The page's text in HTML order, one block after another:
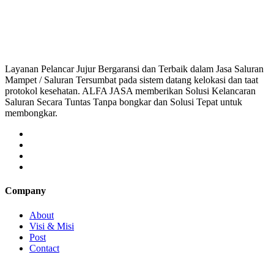
Layanan Pelancar Jujur Bergaransi dan Terbaik dalam Jasa Saluran
Mampet / Saluran Tersumbat pada sistem datang kelokasi dan taat
protokol kesehatan. ALFA JASA memberikan Solusi Kelancaran
Saluran Secara Tuntas Tanpa bongkar dan Solusi Tepat untuk
membongkar.
Company
About
Visi & Misi
Post
Contact